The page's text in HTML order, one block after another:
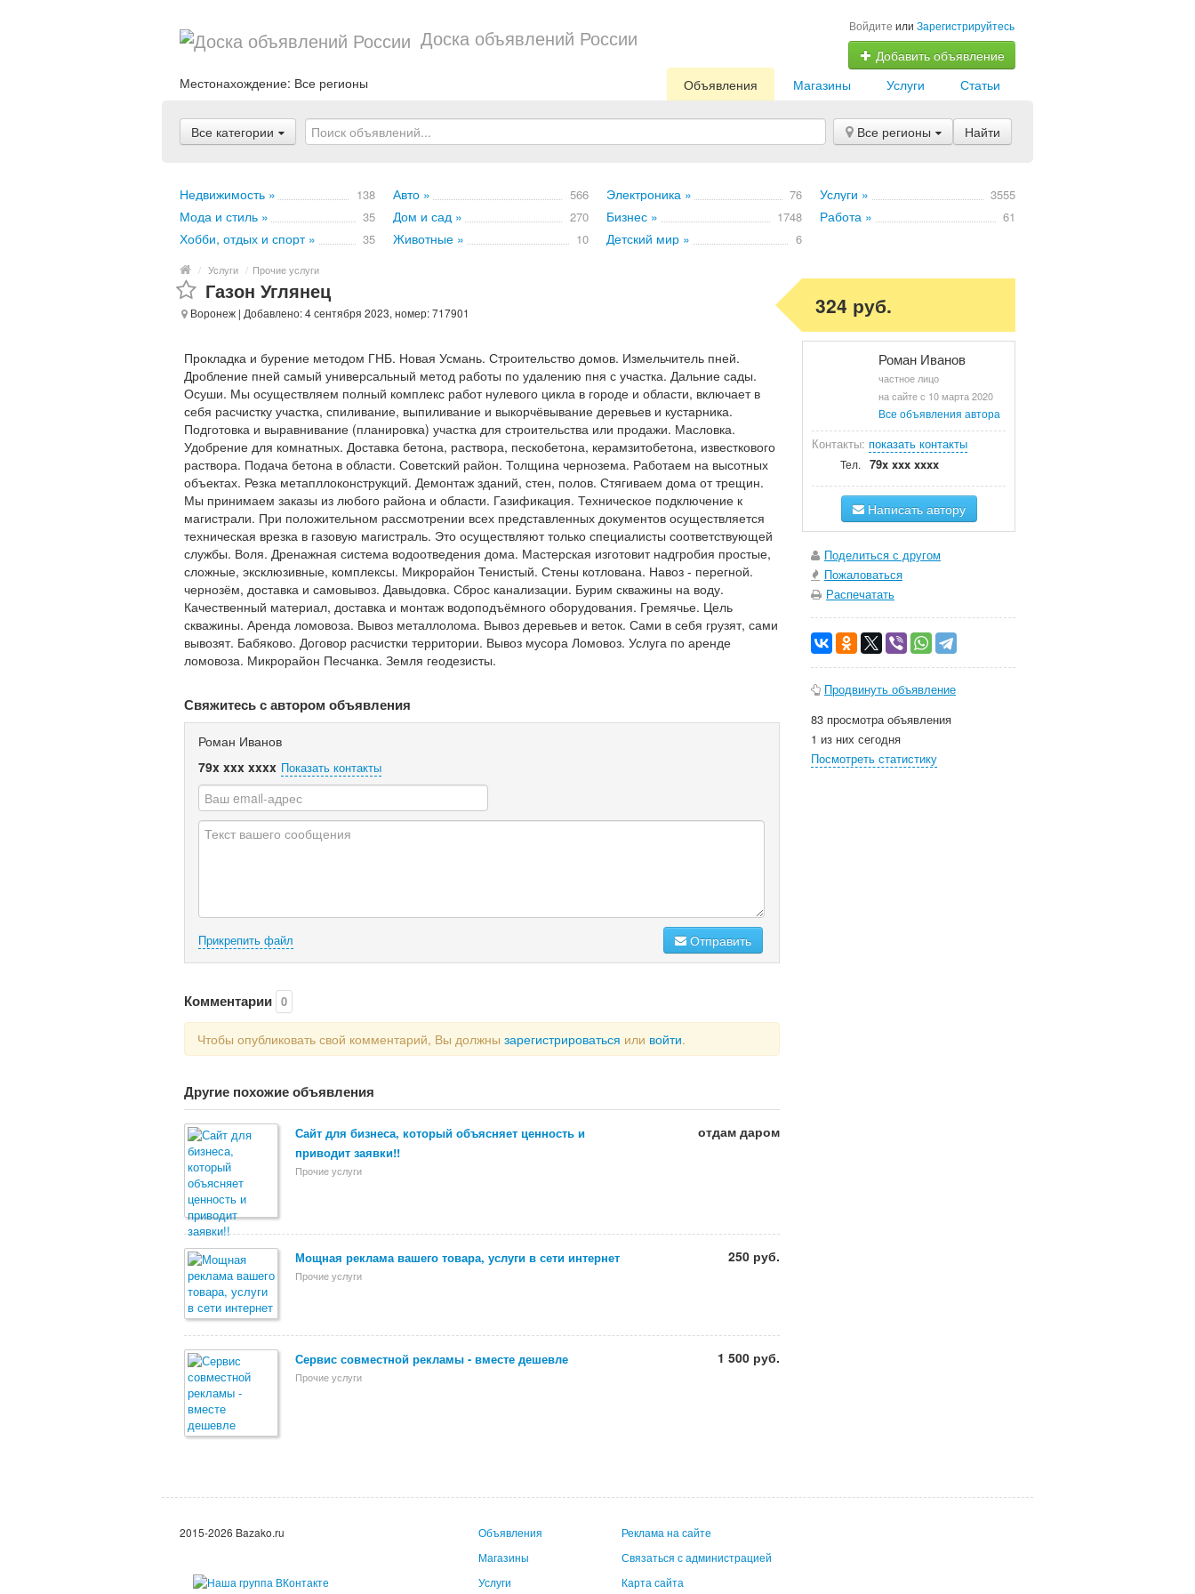
Доска объявлений России Войдите или Зарегистрируйтесь
Добавить объявление
Местонахождение: Все регионы Статьи
Услуги
Магазины
Объявления
Все категории Все регионы Найти
Недвижимость » 138 Авто » 566 Электроника » 76 Услуги » 3555
Мода и стиль » 35 Дом и сад » 270 Бизнес » 1748 Работа » 61
Хобби, отдых и спорт » 35 Животные » 10 Детский мир » 6
/ Услуги / Прочие услуги
Газон Углянец
Воронеж | Добавлено: 4 сентября 2023, номер: 717901
Прокладка и бурение методом ГНБ. Новая Усмань. Строительство домов. Измельчитель пней.
Дробление пней самый универсальный метод работы по удалению пня с участка. Дальние сады.
Осуши. Мы осуществляем полный комплекс работ нулевого цикла в городе и области, включает в
себя расчистку участка, спиливание, выпиливание и выкорчёвывание деревьев и кустарника.
Подготовка и выравнивание (планировка) участка для строительства или продажи. Масловка.
Удобрение для комнатных. Доставка бетона, раствора, пескобетона, керамзитобетона, известкового
раствора. Подача бетона в области. Советский район. Толщина чернозема. Работаем на высотных
объектах. Резка метапллоконструкций. Демонтаж зданий, стен, полов. Стягиваем дома от трещин.
Мы принимаем заказы из любого района и области. Газификация. Техническое подключение к
магистрали. При положительном рассмотрении всех представленных документов осуществляется
техническая врезка в газовую магистраль. Это осуществляют только специалисты соответствующей
службы. Воля. Дренажная система водоотведения дома. Мастерская изготовит надгробия простые,
сложные, эксклюзивные, комплексы. Микрорайон Тенистый. Стены котлована. Навоз - перегной.
чернозём, доставка и самовывоз. Давыдовка. Сброс канализации. Бурим скважины на воду.
Качественный материал, доставка и монтаж водоподъёмного оборудования. Гремячье. Цель
скважины. Аренда ломовоза. Вывоз металлолома. Вывоз деревьев и веток. Сами в себя грузят, сами
вывозят. Бабяково. Договор расчистки территории. Вывоз мусора Ломовоз. Услуга по аренде
ломовоза. Микрорайон Песчанка. Земля геодезисты.
Свяжитесь с автором объявления
Роман Иванов
79x xxx xxxx Показать контакты
Прикрепить файл Отправить
Комментарии 0
Чтобы опубликовать свой комментарий, Вы должны зарегистрироваться или войти.
Другие похожие объявления
Сайт для бизнеса, который объясняет ценность и
приводит заявки!!
Прочие услуги
отдам даром
Мощная реклама вашего товара, услуги в сети интернет
Прочие услуги
250 руб.
Сервис совместной рекламы - вместе дешевле
Прочие услуги
1 500 руб.
324 руб.
Роман Иванов
частное лицо
на сайте с 10 марта 2020
Все объявления автора
Контакты: показать контакты
Тел. 79x xxx xxxx
Написать автору
Поделиться с другом
Пожаловаться
Распечатать
Продвинуть объявление
83 просмотра объявления
1 из них сегодня
Посмотреть статистику
2015-2026 Bazako.ru
Объявления
Магазины
Услуги
Реклама на сайте
Связаться с администрацией
Карта сайта